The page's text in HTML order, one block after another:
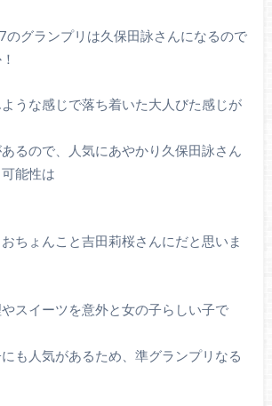
のグランプリは久保田詠さんになるので
うな感じで落ち着いた大人びた感じが
るので、人気にあやかり久保田詠さん
能性は
ちょんこと吉田莉桜さんにだと思いま
スイーツを意外と女の子らしい子で
も人気があるため、準グランプリなる